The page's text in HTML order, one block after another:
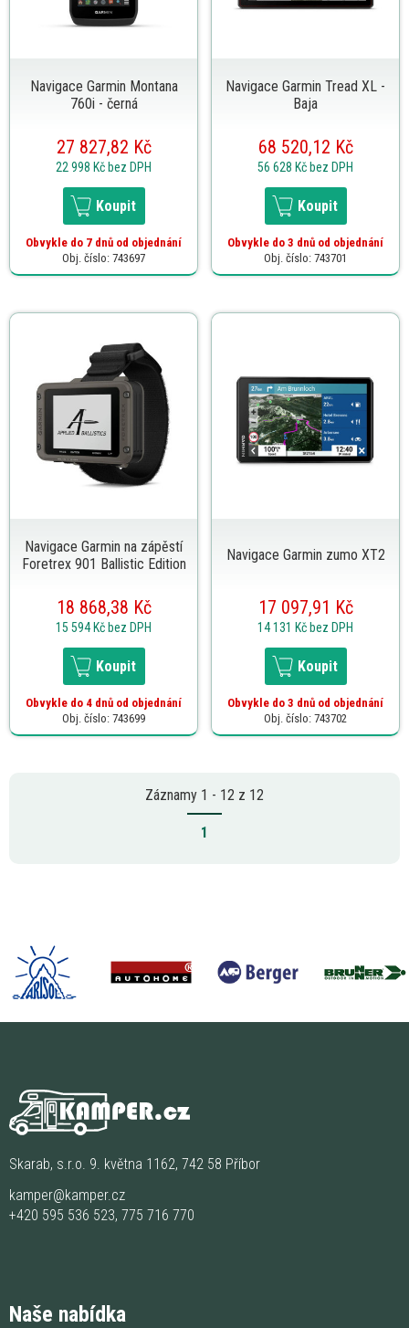
Navigace Garmin Montana
760i - černá
27 827,82 Kč
22 998 Kč bez DPH
Koupit
Obvykle do 7 dnů od objednání
Obj. číslo: 743697
Navigace Garmin Tread XL -
Baja
68 520,12 Kč
56 628 Kč bez DPH
Koupit
Obvykle do 3 dnů od objednání
Obj. číslo: 743701
Navigace Garmin na zápěstí
Foretrex 901 Ballistic Edition
18 868,38 Kč
15 594 Kč bez DPH
Koupit
Obvykle do 4 dnů od objednání
Obj. číslo: 743699
Navigace Garmin zumo XT2
17 097,91 Kč
14 131 Kč bez DPH
Koupit
Obvykle do 3 dnů od objednání
Obj. číslo: 743702
Záznamy 1 - 12 z 12
1
Skarab, s.r.o. 9. května 1162, 742 58 Příbor
kamper@kamper.cz
+420 595 536 523, 775 716 770
Naše nabídka